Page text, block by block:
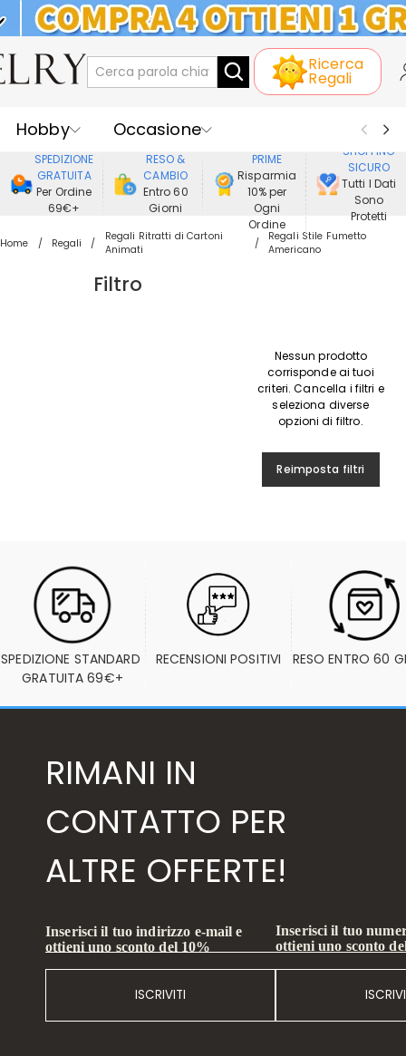
KLARNA: PAGAMENTO A RATE SENZA
INTERESSI
Ricerca
Regali
Hobby
Occasione
Ricevente
Best Seller
Nuovi
Gioielli
Casa&Vita
SPEDIZIONE
GRATUITA
Per Ordine
69€+
RESO &
CAMBIO
Entro 60
Giorni
PRIME
Risparmia
10% per
Ogni
Ordine
SHOPPING
SICURO
Tutti I Dati
Sono
Protetti
Home Regali
Regali Ritratti di Cartoni
Animati
Regali Stile Fumetto
Americano
Filtro
Nessun prodotto
corrisponde ai tuoi
criteri. Cancella i filtri e
seleziona diverse
opzioni di filtro.
Reimposta filtri
SPEDIZIONE STANDARD
GRATUITA 69€+
RECENSIONI POSITIVI RESO ENTRO 60
RIMANI IN
CONTATTO PER
ALTRE OFFERTE!
Inserisci il tuo indirizzo e-mail e
ottieni uno sconto del 10%
ISCRIVITI
Inserisci il tuo
ottieni uno sconto